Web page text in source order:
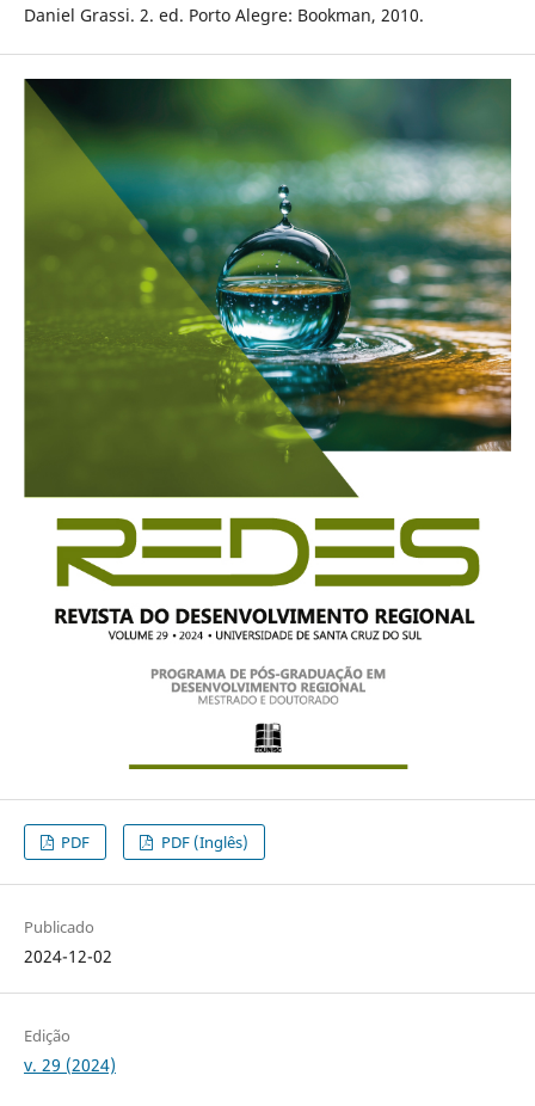
Daniel Grassi. 2. ed. Porto Alegre: Bookman, 2010.
PDF PDF (Inglês)
Publicado
2024-12-02
Edição
v. 29 (2024)